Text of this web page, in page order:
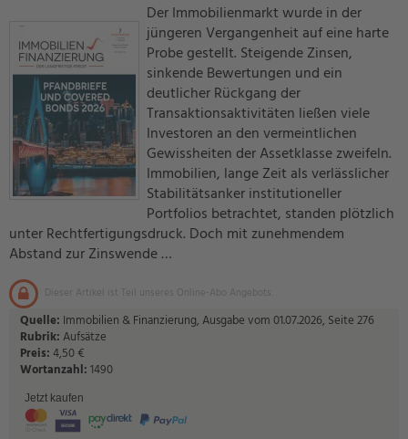
Der Immobilienmarkt wurde in der
jüngeren Vergangenheit auf eine harte
Probe gestellt. Steigende Zinsen,
sinkende Bewertungen und ein
deutlicher Rückgang der
Transaktionsaktivitäten ließen viele
Investoren an den vermeintlichen
Gewissheiten der Assetklasse zweifeln.
Immobilien, lange Zeit als verlässlicher
Stabilitätsanker institutioneller
Portfolios betrachtet, standen plötzlich
unter Rechtfertigungsdruck. Doch mit zunehmendem
Abstand zur Zinswende …
Dieser Artikel ist Teil unseres Online-Abo Angebots.
Quelle: Immobilien & Finanzierung, Ausgabe vom 01.07.2026, Seite 276
Rubrik:Aufsätze
Preis:4,50 €
Wortanzahl:1490
Jetzt kaufen